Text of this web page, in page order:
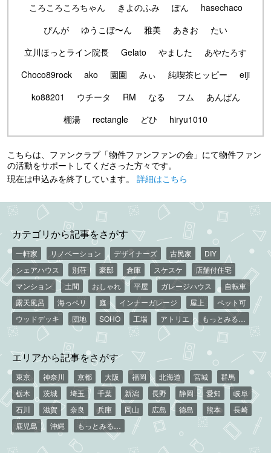
ころころころちゃん
きよのふみ ぽん
hasechaco
ぴんが
ゆうこぼ〜ん 雅美 あきお
たい
立川ほっとライン院長
Gelato やました
あやたろす
Choco89rock
ako 園園 みぃ 純喫茶ヒッピー
eiji
ko88201
ウチータ RM なる フム
あんぱん
棚湯
rectangle どひ hiryu1010
こちらは、ファンクラブ「物件ファンファンの会」にて物件ファン
の活動をサポートしてくださった方々です。
現在は申込みを終了しています。 詳細はこちら
カテゴリから記事をさがす
一軒家 リノベーション デザイナーズ 古民家
DIY
シェアハウス
別荘 豪邸 倉庫 スケスケ
店舗付住宅
マンション
土間 おしゃれ 平屋 ガレージハウス
自転車
露天風呂
海っペリ 庭 インナーガレージ 屋上
ペット可
ウッドデッキ
団地 SOHO 工場 アトリエ もっとみる…
エリアから記事をさがす
東京 神奈川 京都 大阪 福岡 北海道 宮城
群馬
栃木
茨城 埼玉 千葉 新潟 長野 静岡 愛知
岐阜
石川
滋賀 奈良 兵庫 岡山 広島 徳島 熊本
長崎
鹿児島
沖縄 もっとみる…